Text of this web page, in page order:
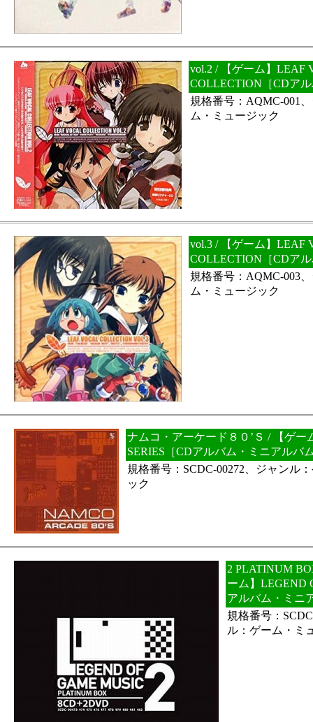
vol.2 / 【ゲーム】LEAF
COLLECTION［CDア
規格番号：AQMC-001
ム・ミュージック
vol.3 / 【ゲーム】LEAF
COLLECTION［CDア
規格番号：AQMC-003
ム・ミュージック
ナムコ・アーケード８０’Ｓ / 【ゲー
SERIES［CDアルバム・ミニアルバ
規格番号：SCDC-00272、ジャンル
ック
2 PLATINUM
ーム】LEGEND
アルバム・ミニ
規格番号：
ル：ゲーム・ミ